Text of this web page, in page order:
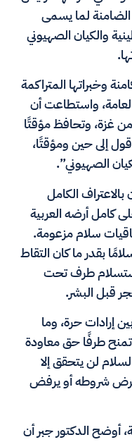
لما يسمى
والكيان الصهيوني
وخبراتها المتراكمة
واستطاعت أن
غزة، وتحافظ مؤقتًا
إلى حين ومؤقتًا،
الصهيوني”.
الكامل
كامل أرضه العربية
سلام مزعومة.
بقدر ما كان التقاط
طرف تحت
قبل البشر.
إرادات حرة، وما
طرفًا حق معاودة
لن يتحقق إلا
شروطه أو يرفض
أوضح الدكتور جبر أن